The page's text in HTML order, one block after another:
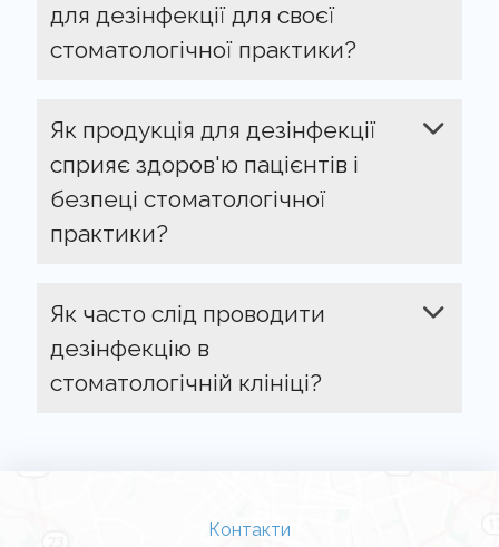
для дезінфекції для своєї
стоматологічної практики?
Як продукція для дезінфекції
сприяє здоров'ю пацієнтів і
безпеці стоматологічної
практики?
Як часто слід проводити
дезінфекцію в
стоматологічній клініці?
Контакти